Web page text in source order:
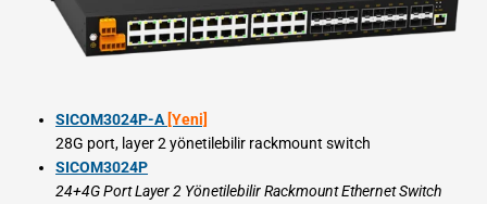
SICOM3024P-A [Yeni]
28G port, layer 2 yönetilebilir rackmount switch
SICOM3024P
24+4G Port Layer 2 Yönetilebilir Rackmount Ethernet Switch